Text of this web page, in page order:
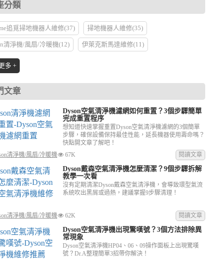
分類
追覓掃地機器人維修(37) 掃地機器人維修(35)
清淨機/風扇/冷暖機(12) 伊萊克斯馬達維修(11)
地機器人維修(11)
追覓掃地機器人清潔(5)
多 +
文章
Dyson空氣清淨機濾網如何重置？3個步驟簡單
完成重置程序
想知道快速掌握重置Dyson空氣清淨機濾網的3個簡單
步驟，確保設備保持最佳性能，延長機器使用壽命嗎？
快點開文章了解吧！
清淨機/風扇/冷暖機
67K 閱讀文章
Dyson戴森空氣清淨機怎麼清潔？9個步驟拆解
教學一次看
沒有定期清潔Dyson戴森空氣清淨機，會導致環型氣流
系統吹出黑屑或過熱，建議掌握9步驟清理！
清淨機/風扇/冷暖機 62K 閱讀文章
Dyson空氣清淨機出現驚嘆號？3個方法排除異
常現象
Dyson空氣清淨機HP04、06、09操作面板上出現驚嘆
號？Dr.A整理簡單3招帶你解決！